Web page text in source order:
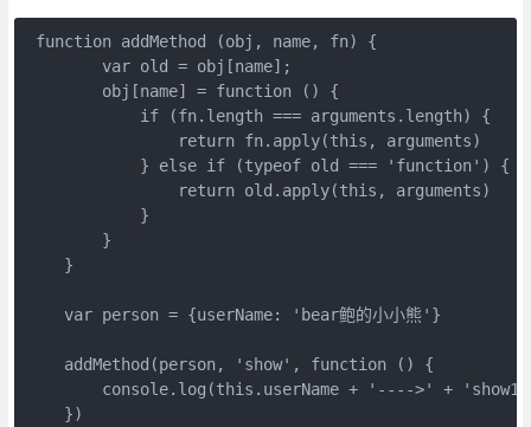
function addMethod (obj, name, fn) {
        var old = obj[name];
        obj[name] = function () {
            if (fn.length === arguments.length) {
                return fn.apply(this, arguments)
            } else if (typeof old === 'function') {
                return old.apply(this, arguments)
            }
        }
    }
    var person = {userName: 'bear鲍的小小熊'}
    addMethod(person, 'show', function () {
console.log(this.userName + '---->' +
    })